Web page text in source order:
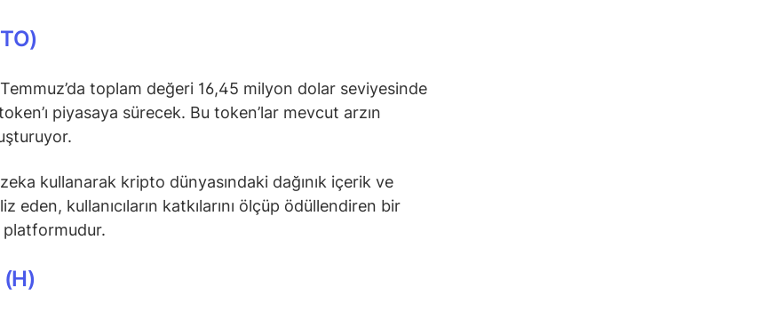
toplam değeri 16,45 milyon dolar seviyesinde
piyasaya sürecek. Bu token’lar mevcut arzın
kullanarak kripto dünyasındaki dağınık içerik ve
eden, kullanıcıların katkılarını ölçüp ödüllendiren bir